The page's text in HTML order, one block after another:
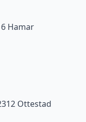
Hamar
Ottestad